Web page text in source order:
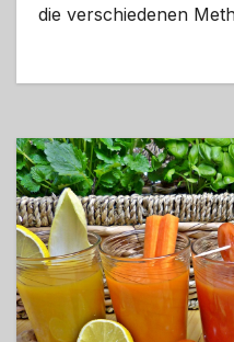
die verschiedenen